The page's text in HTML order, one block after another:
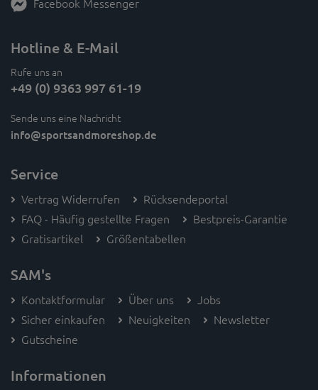
Facebook Messenger
Hotline & E-Mail
Rufe uns an
+49 (0) 9363 997 61-19
Sende uns eine Nachricht
info@sportsandmoreshop.de
Service
Vertrag Widerrufen
Rücksendeportal
FAQ - Häufig gestellte Fragen
Bestpreis-Garantie
Gratisartikel
Größentabellen
SAM's
Kontaktformular Über uns
Jobs
Sicher einkaufen
Neuigkeiten
Newsletter
Gutscheine
Informationen